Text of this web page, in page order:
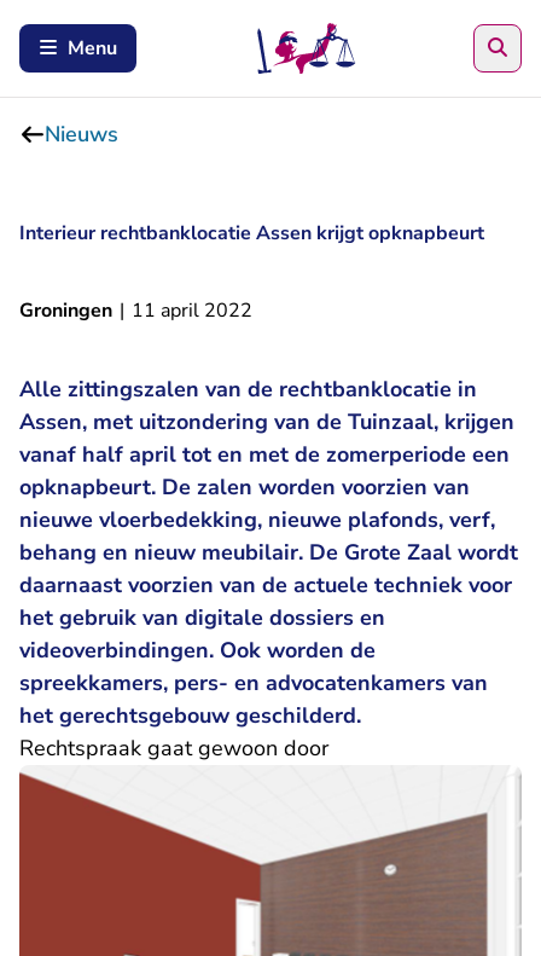
Menu
Nieuws
Interieur rechtbanklocatie Assen krijgt opknapbeurt
Groningen | 11 april 2022
Alle zittingszalen van de rechtbanklocatie in
Assen, met uitzondering van de Tuinzaal, krijgen
vanaf half april tot en met de zomerperiode een
opknapbeurt. De zalen worden voorzien van
nieuwe vloerbedekking, nieuwe plafonds, verf,
behang en nieuw meubilair. De Grote Zaal wordt
daarnaast voorzien van de actuele techniek voor
het gebruik van digitale dossiers en
videoverbindingen. Ook worden de
spreekkamers, pers- en advocatenkamers van
het gerechtsgebouw geschilderd.
Rechtspraak gaat gewoon door